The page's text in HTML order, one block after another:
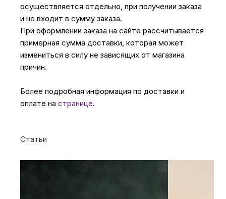
осуществляется отдельно, при получении заказа
и не входит в сумму заказа.
При оформлении заказа на сайте рассчитывается
примерная сумма доставки, которая может
измениться в силу не зависящих от магазина
причин.
Более подробная информация по доставки и
оплате на странице.
Статьи